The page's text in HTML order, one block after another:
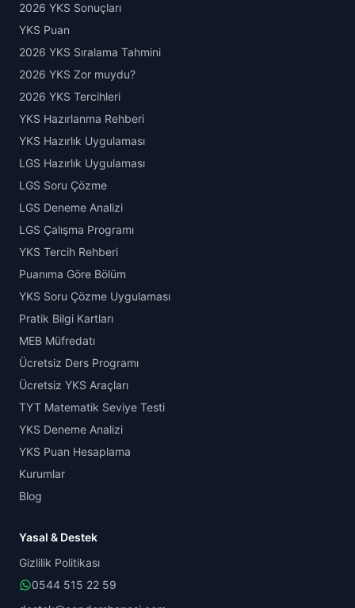
2026 YKS Sonuçları
YKS Puan
2026 YKS Sıralama Tahmini
2026 YKS Zor muydu?
2026 YKS Tercihleri
YKS Hazırlanma Rehberi
YKS Hazırlık Uygulaması
LGS Hazırlık Uygulaması
LGS Soru Çözme
LGS Deneme Analizi
LGS Çalışma Programı
YKS Tercih Rehberi
Puanıma Göre Bölüm
YKS Soru Çözme Uygulaması
Pratik Bilgi Kartları
MEB Müfredatı
Ücretsiz Ders Programı
Ücretsiz YKS Araçları
TYT Matematik Seviye Testi
YKS Deneme Analizi
YKS Puan Hesaplama
Kurumlar
Blog
Yasal & Destek
Gizlilik Politikası
0544 515 22 59